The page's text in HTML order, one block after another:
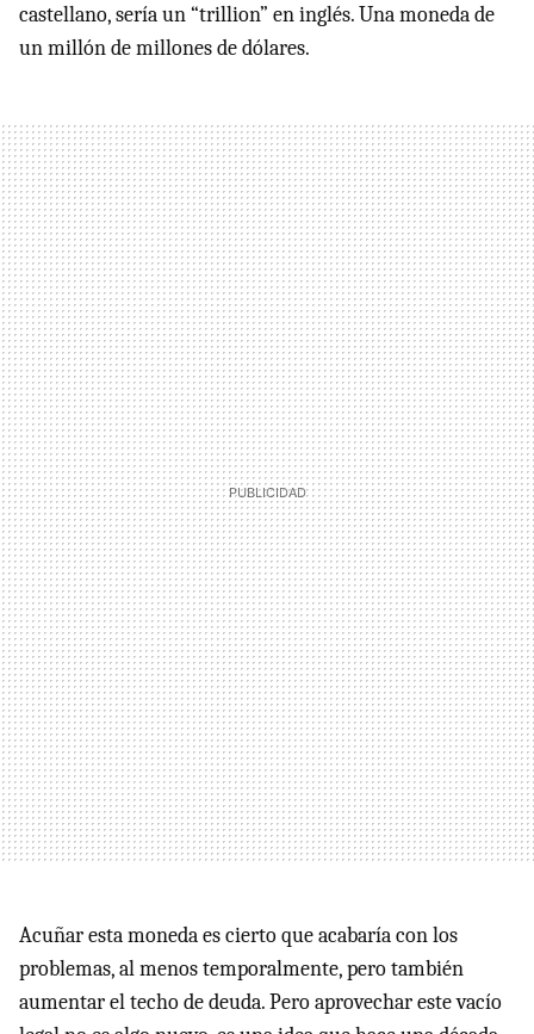
castellano, sería un “trillion” en inglés. Una moneda de
un millón de millones de dólares.
Acuñar esta moneda es cierto que acabaría con los
problemas, al menos temporalmente, pero también
aumentar el techo de deuda. Pero aprovechar este vacío